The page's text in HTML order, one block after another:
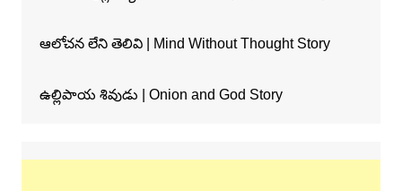
ఆలోచన లేని తెలివి | Mind Without Thought Story
ఉల్లిపాయ శివుడు | Onion and God Story